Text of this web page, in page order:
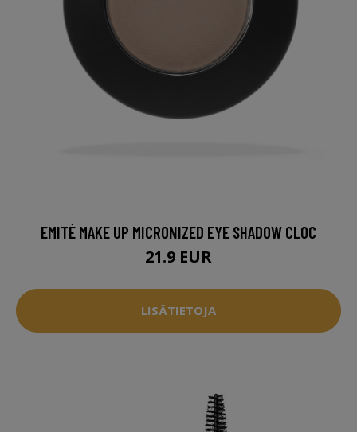
EMITÉ MAKE UP MICRONIZED EYE SHADOW CLOC
21.9 EUR
LISÄTIETOJA